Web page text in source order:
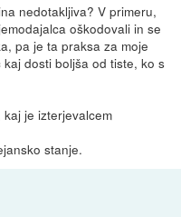
nedotakljiva? V primeru,
oškodovali in se
pa je ta praksa za moje
dosti boljša od tiste, ko s
je izterjevalcem
stanje.